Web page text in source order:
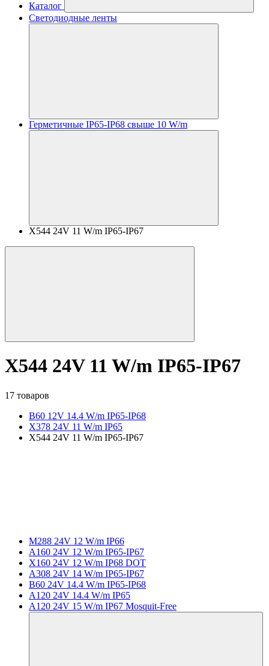
Каталог
Светодиодные ленты
Герметичные IP65-IP68 свыше 10 W/m
X544 24V 11 W/m IP65-IP67
X544 24V 11 W/m IP65-IP67
17 товаров
B60 12V 14.4 W/m IP65-IP68
X378 24V 11 W/m IP65
X544 24V 11 W/m IP65-IP67
M288 24V 12 W/m IP66
A160 24V 12 W/m IP65-IP67
X160 24V 12 W/m IP68 DOT
A308 24V 14 W/m IP65-IP67
B60 24V 14.4 W/m IP65-IP68
A120 24V 14.4 W/m IP65
A120 24V 15 W/m IP67 Mosquit-Free